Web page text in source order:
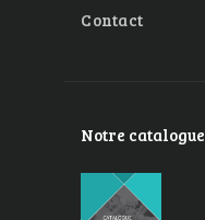
Contact
Notre catalogue